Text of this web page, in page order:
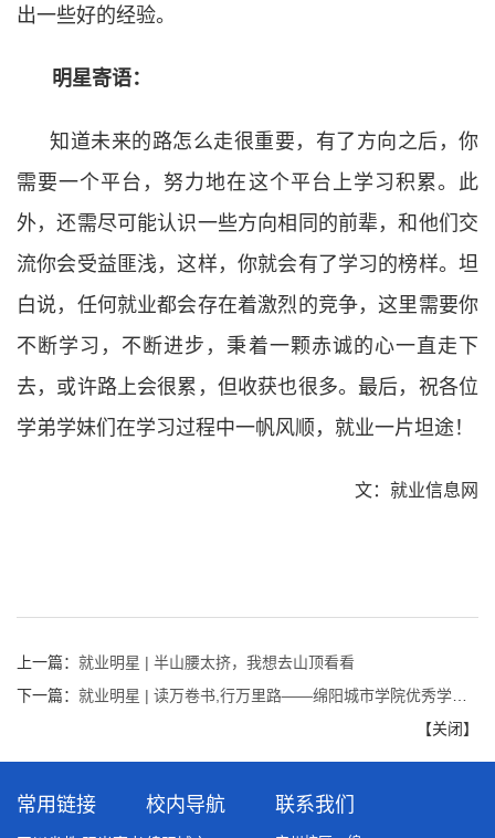
出一些好的经验。
明星寄语：
知道未来的路怎么走很重要，有了方向之后，你
需要一个平台，努力地在这个平台上学习积累。此
外，还需尽可能认识一些方向相同的前辈，和他们交
流你会受益匪浅，这样，你就会有了学习的榜样。坦
白说，任何就业都会存在着激烈的竞争，这里需要你
不断学习，不断进步，秉着一颗赤诚的心一直走下
去，或许路上会很累，但收获也很多。最后，祝各位
学弟学妹们在学习过程中一帆风顺，就业一片坦途！
文：就业信息网
上一篇： 就业明星 | 半山腰太挤，我想去山顶看看
下一篇： 就业明星 | 读万卷书,行万里路——绵阳城市学院优秀学子冯志强千军万马考公路
【关闭】
常用链接 校内导航 联系我们